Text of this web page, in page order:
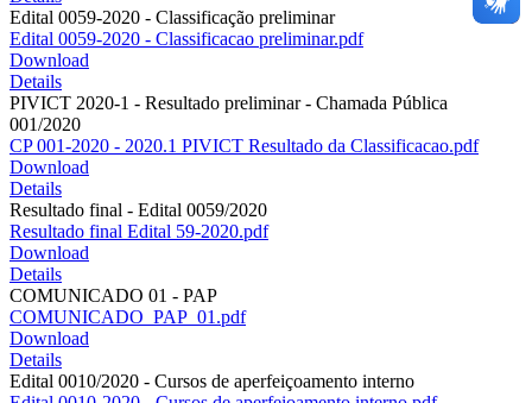
Edital 0059-2020 - Classificação preliminar
Edital 0059-2020 - Classificacao preliminar.pdf
Download
Details
PIVICT 2020-1 - Resultado preliminar - Chamada Pública
001/2020
CP 001-2020 - 2020.1 PIVICT Resultado da Classificacao.pdf
Download
Details
Resultado final - Edital 0059/2020
Resultado final Edital 59-2020.pdf
Download
Details
COMUNICADO 01 - PAP
COMUNICADO_PAP_01.pdf
Download
Details
Edital 0010/2020 - Cursos de aperfeiçoamento interno